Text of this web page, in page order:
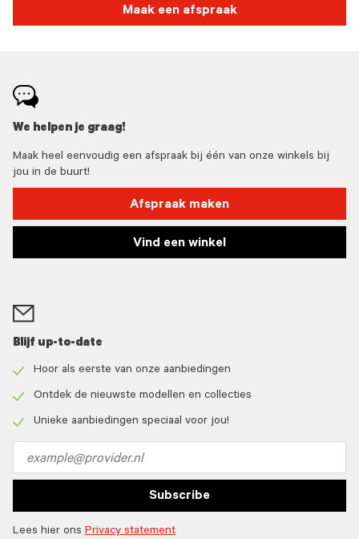
Maak een afspraak
We helpen je graag!
Maak heel eenvoudig een afspraak bij één van onze winkels bij
jou in de buurt!
Afspraak maken
Vind een winkel
Blijf up-to-date
icon
Hoor als eerste van onze aanbiedingen
icon
Ontdek de nieuwste modellen en collecties
Unieke aanbiedingen speciaal voor jou!
address
Subscribe
Lees hier ons Privacy statement